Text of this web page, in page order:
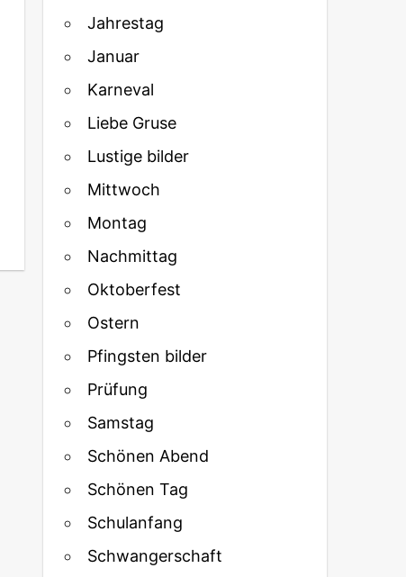
Jahrestag
Januar
Karneval
Liebe Gruse
Lustige bilder
Mittwoch
Montag
Nachmittag
Oktoberfest
Ostern
Pfingsten bilder
Prüfung
Samstag
Schönen Abend
Schönen Tag
Schulanfang
Schwangerschaft